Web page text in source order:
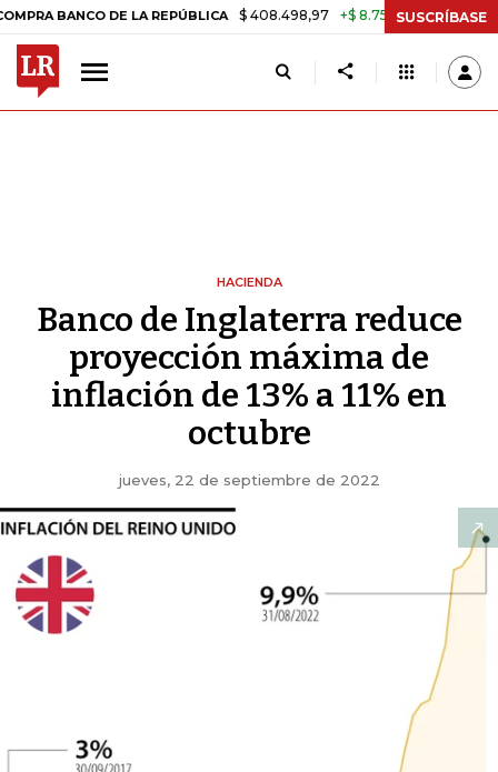
DE LA REPÚBLICA $ 408.498,97 +$ 8.753,81 +2,19% TASA DE
SUSCRÍBASE
HACIENDA
Banco de Inglaterra reduce
proyección máxima de
inflación de 13% a 11% en
octubre
jueves, 22 de septiembre de 2022